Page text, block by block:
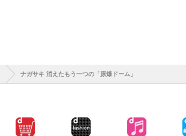
ナガサキ 消えたもう一つの「原爆ドーム」